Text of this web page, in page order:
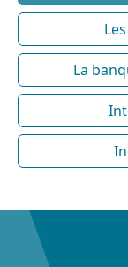
La